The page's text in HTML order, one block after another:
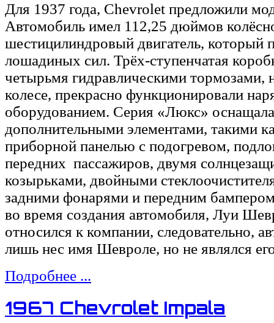
Для 1937 года, Chevrolet предложили
Автомобиль имел 112,25 дюймов
шестицилиндровый двигатель, который
лошадиных сил. Трёх-ступенчатая
четырьмя гидравлическими тормозами,
колесе, прекрасно функционировали
оборудованием. Серия «Люкс»
дополнительными элементами, такими
приборной панелью с подогревом,
передних пассажиров, двумя
козырьками, двойными
задними фонарями и передним
во время создания автомобиля, Луи
относился к компании, следовательно,
лишь нес имя Шевроле, но не являлся
Подробнее ...
1967 Chevrolet Impala